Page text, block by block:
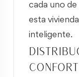
cada uno
esta
inteligente.